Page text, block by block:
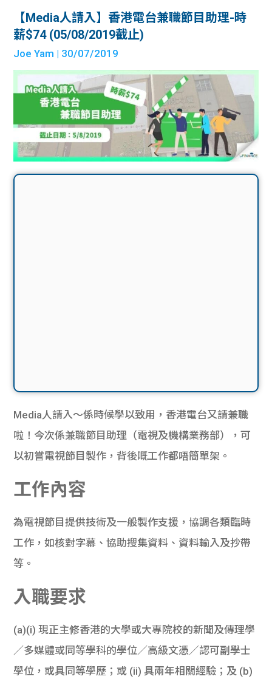
【Media人請入】香港電台兼職節目助理-時
薪$74 (05/08/2019截止)
Joe Yam | 30/07/2019
Media人請入〜係時候學以致用，香港電台又請兼職
啦！今次係兼職節目助理（電視及機構業務部），可
以初嘗電視節目製作，背後嘅工作都唔簡單架。
工作內容
為電視節目提供技術及一般製作支援，協調各類臨時
工作，如核對字幕、協助搜集資料、資料輸入及抄帶
等。
入職要求
(a)(i) 現正主修香港的大學或大專院校的新聞及傳理學
／多媒體或同等學科的學位／高級文憑／認可副學士
學位，或具同等學歷；或 (ii) 具兩年相關經驗；及 (b)